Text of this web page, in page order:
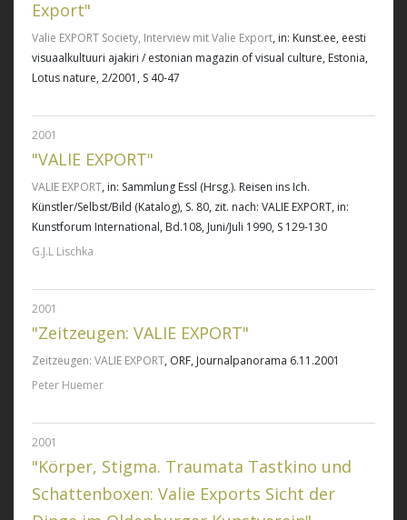
Export"
Valie EXPORT Society, Interview mit Valie Export, in: Kunst.ee, eesti
visuaalkultuuri ajakiri / estonian magazin of visual culture, Estonia,
Lotus nature, 2/2001, S 40-47
2001
"VALIE EXPORT"
VALIE EXPORT, in: Sammlung Essl (Hrsg.). Reisen ins Ich.
Künstler/Selbst/Bild (Katalog), S. 80, zit. nach: VALIE EXPORT, in:
Kunstforum International, Bd.108, Juni/Juli 1990, S 129-130
G.J.L Lischka
2001
"Zeitzeugen: VALIE EXPORT"
Zeitzeugen: VALIE EXPORT, ORF, Journalpanorama 6.11.2001
Peter Huemer
2001
"Körper, Stigma. Traumata Tastkino und
Schattenboxen: Valie Exports Sicht der